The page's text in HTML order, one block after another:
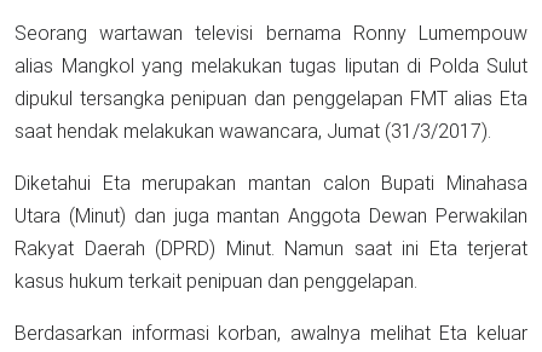
Seorang wartawan televisi bernama Ronny Lumempouw
alias Mangkol yang melakukan tugas liputan di Polda Sulut
dipukul tersangka penipuan dan penggelapan FMT alias Eta
saat hendak melakukan wawancara, Jumat (31/3/2017).
Diketahui Eta merupakan mantan calon Bupati Minahasa
Utara (Minut) dan juga mantan Anggota Dewan Perwakilan
Rakyat Daerah (DPRD) Minut. Namun saat ini Eta terjerat
kasus hukum terkait penipuan dan penggelapan.
Berdasarkan informasi korban, awalnya melihat Eta keluar